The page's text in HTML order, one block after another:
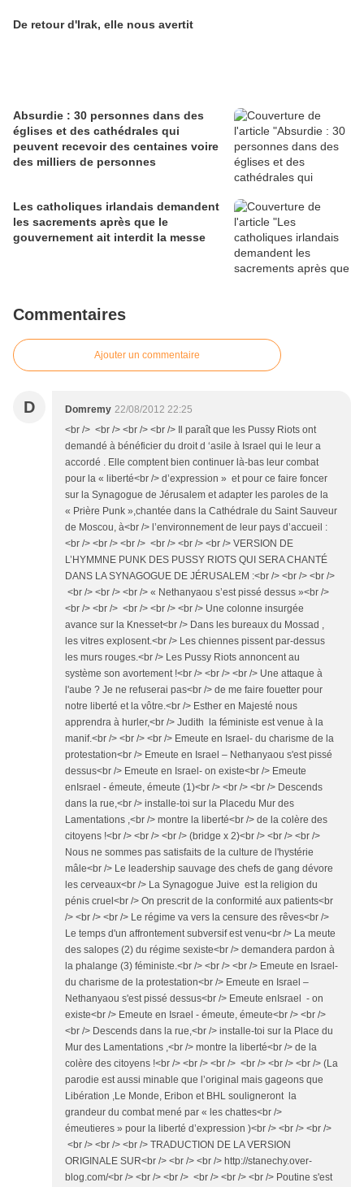
De retour d'Irak, elle nous avertit
Absurdie : 30 personnes dans des
églises et des cathédrales qui
peuvent recevoir des centaines voire
des milliers de personnes
Les catholiques irlandais demandent
les sacrements après que le
gouvernement ait interdit la messe
Commentaires
Ajouter un commentaire
D Domremy 22/08/2012 22:25
<br /> <br /> <br /> <br /> Il paraît que les Pussy Riots ont
demandé à bénéficier du droit d ‘asile à Israel qui le leur a
accordé . Elle comptent bien continuer là-bas leur combat
pour la « liberté<br /> d’expression » et pour ce faire foncer
sur la Synagogue de Jérusalem et adapter les paroles de la
« Prière Punk »,chantée dans la Cathédrale du Saint Sauveur
de Moscou, à<br /> l’environnement de leur pays d’accueil :
<br /> <br /> <br /> <br /> <br /> <br /> VERSION DE
L’HYMMNE PUNK DES PUSSY RIOTS QUI SERA CHANTÉ
DANS LA SYNAGOGUE DE JÉRUSALEM :<br /> <br /> <br />
<br /> <br /> <br /> « Nethanyaou s’est pissé dessus »<br />
<br /> <br /> <br /> <br /> <br /> Une colonne insurgée
avance sur la Knesset<br /> Dans les bureaux du Mossad ,
les vitres explosent.<br /> Les chiennes pissent par-dessus
les murs rouges.<br /> Les Pussy Riots annoncent au
système son avortement !<br /> <br /> <br /> Une attaque à
l'aube ? Je ne refuserai pas<br /> de me faire fouetter pour
notre liberté et la vôtre.<br /> Esther en Majesté nous
apprendra à hurler,<br /> Judith la féministe est venue à la
manif.<br /> <br /> <br /> Emeute en Israel- du charisme de la
protestation<br /> Emeute en Israel – Nethanyaou s'est pissé
dessus<br /> Emeute en Israel- on existe<br /> Emeute
enIsrael - émeute, émeute (1)<br /> <br /> <br /> Descends
dans la rue,<br /> installe-toi sur la Placedu Mur des
Lamentations ,<br /> montre la liberté<br /> de la colère des
citoyens !<br /> <br /> <br /> (bridge x 2)<br /> <br /> <br />
Nous ne sommes pas satisfaits de la culture de l'hystérie
mâle<br /> Le leadership sauvage des chefs de gang dévore
les cerveaux<br /> La Synagogue Juive est la religion du
pénis cruel<br /> On prescrit de la conformité aux patients<br
/> <br /> <br /> Le régime va vers la censure des rêves<br />
Le temps d'un affrontement subversif est venu<br /> La meute
des salopes (2) du régime sexiste<br /> demandera pardon à
la phalange (3) féministe.<br /> <br /> <br /> Emeute en Israel-
du charisme de la protestation<br /> Emeute en Israel –
Nethanyaou s'est pissé dessus<br /> Emeute enIsrael - on
existe<br /> Emeute en Israel - émeute, émeute<br /> <br />
<br /> Descends dans la rue,<br /> installe-toi sur la Place du
Mur des Lamentations ,<br /> montre la liberté<br /> de la
colère des citoyens !<br /> <br /> <br /> <br /> <br /> <br /> (La
parodie est aussi minable que l’original mais gageons que
Libération ,Le Monde, Eribon et BHL souligneront la
grandeur du combat mené par « les chattes<br />
émeutieres » pour la liberté d’expression )<br /> <br /> <br />
<br /> <br /> <br /> TRADUCTION DE LA VERSION
ORIGINALE SUR<br /> <br /> <br /> http://stanechy.over-
blog.com/<br /> <br /> <br /> <br /> <br /> <br /> Poutine s'est